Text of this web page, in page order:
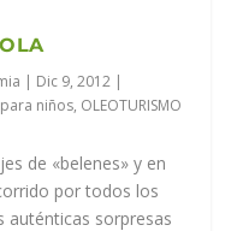
| Dic 9, 2012 |
niños, OLEOTURISMO
de «belenes» y en
por todos los
auténticas sorpresas